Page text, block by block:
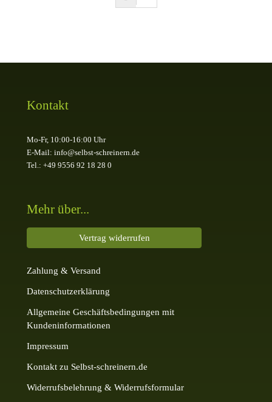
Kontakt
Mo-Fr, 10:00-16:00 Uhr
E-Mail: info@selbst-schreinern.de
Tel.: +49 9556 92 18 28 0
Mehr über...
Vertrag widerrufen
Zahlung & Versand
Datenschutzerklärung
Allgemeine Geschäftsbedingungen mit
Kundeninformationen
Impressum
Kontakt zu Selbst-schreinern.de
Widerrufsbelehrung & Widerrufsformular